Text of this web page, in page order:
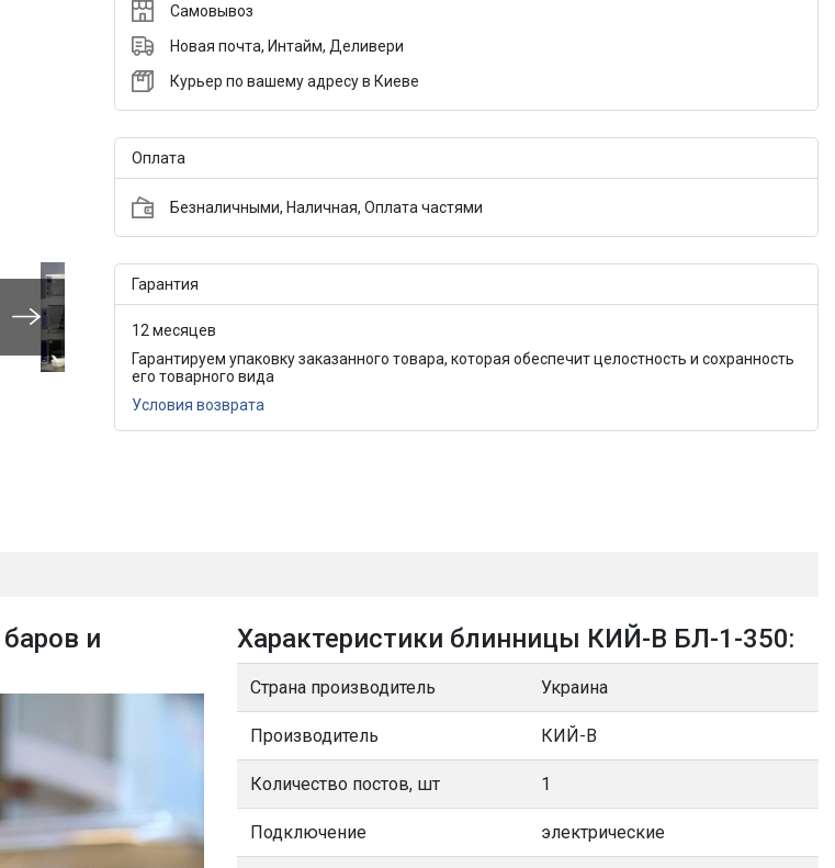
Самовывоз
Новая почта, Интайм, Деливери
Курьер по вашему адресу в Киеве
Оплата
Безналичными, Наличная, Оплата частями
Гарантия
12 месяцев
Гарантируем упаковку заказанного товара, которая обеспечит целостность и сохранность
его товарного вида
Условия возврата
и
Характеристики блинницы КИЙ-В БЛ-1-350:
Страна производитель Украина
Производитель КИЙ-В
Количество постов, шт 1
Подключение электрические